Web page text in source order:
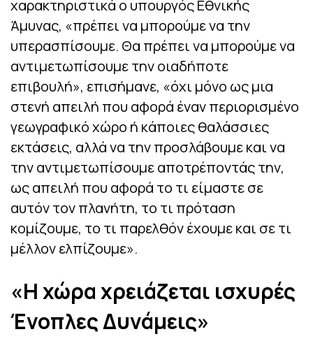
χαρακτηριστικά ο υπουργός Εθνικής
Άμυνας, «πρέπει να μπορούμε να την
υπερασπίσουμε. Θα πρέπει να μπορούμε να
αντιμετωπίσουμε την οιαδήποτε
επιβουλή», επισήμανε, «όχι μόνο ως μια
στενή απειλή που αφορά έναν περιορισμένο
γεωγραφικό χώρο ή κάποιες θαλάσσιες
εκτάσεις, αλλά να την προσλάβουμε και να
την αντιμετωπίσουμε αποτρέποντάς την,
ως απειλή που αφορά το τι είμαστε σε
αυτόν τον πλανήτη, το τι πρόταση
κομίζουμε, το τι παρελθόν έχουμε και σε τι
μέλλον ελπίζουμε».
«Η χώρα χρειάζεται ισχυρές
Ένοπλες Δυνάμεις»